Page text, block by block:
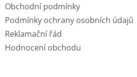
Obchodní podmínky
Podmínky ochrany osobních údajů
Reklamační řád
Hodnocení obchodu